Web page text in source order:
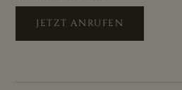
JETZT ANRUFEN